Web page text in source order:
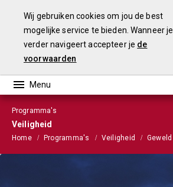
Wij gebruiken cookies om jou de best
mogelijke service te bieden. Wanneer je
verder navigeert accepteer je de
voorwaarden
Programma's
Veiligheid
Home Programma's Veiligheid Geweld